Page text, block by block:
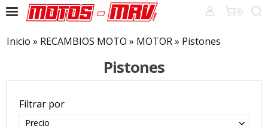
0
Inicio » RECAMBIOS MOTO » MOTOR» Pistones
Pistones
Filtrar por
Precio